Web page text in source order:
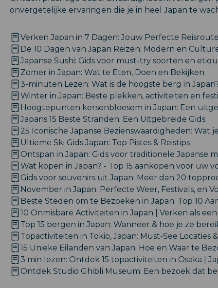
onvergetelijke ervaringen die je in heel Japan te
Verken Japan in 7 Dagen: Jouw Perfecte
De 10 Dagen van Japan Reizen: Modern en
Japanse Sushi: Gids voor must-try soorten en
Zomer in Japan: Wat te Eten, Doen en Bekijken
3-minuten Lezen: Wat is de hoogste berg in
Winter in Japan: Beste plekken, activiteiten en
Hoogtepunten kersenbloesem in Japan: Een
Japans 15 Beste Stranden: Een Uitgebreide Gids
25 Iconische Japanse Bezienswaardigheden: Wat
Ultieme Ski Gids Japan: Top Pistes & Reistips
Ontspan in Japan: Gids voor traditionele Japanse
Wat kopen in Japan? - Top 15 aankopen voor uw
Gids voor souvenirs uit Japan: Meer dan 20
November in Japan: Perfecte Weer, Festivals, en
Beste Steden om te Bezoeken in Japan: Top 10
10 Onmisbare Activiteiten in Japan | Verken als
Top 15 bergen in Japan: Wanneer & hoe je ze
Topactiviteiten in Tokio, Japan: Must-See Locaties
15 Unieke Eilanden van Japan: Hoe en Waar te
3 min lezen: Ontdek 15 topactiviteiten in Osaka |
Ontdek Studio Ghibli Museum: Een bezoek dat